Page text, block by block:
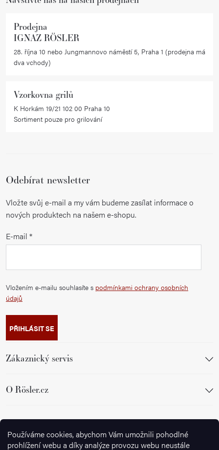
Používáme cookies, abychom Vám umožnili pohodlné
prohlížení webu a díky analýze provozu webu neustále
Prodejna
IGNAZ RÖSLER
28. října 10 nebo Jungmannovo náměstí 5, Praha 1 (prodejna má
dva vchody)
Vzorkovna grilů
K Horkám 19/21 102 00 Praha 10
Sortiment pouze pro grilování
Odebírat newsletter
Vložte svůj e-mail a my vám budeme zasílat informace o
nových produktech na našem e-shopu.
E-mail
Vložením e-mailu souhlasíte s podmínkami ochrany osobních
údajů
PŘIHLÁSIT SE
Zákaznický servis
O Rösler.cz
Sledujte nás